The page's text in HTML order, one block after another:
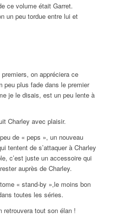
ce volume était Garret.
un peu tordue entre lui et
on appréciera ce
peu plus fade dans le premier
je le disais, est un peu lente à
Charley avec plaisir.
de « peps », un nouveau
tentent de s’attaquer à Charley
c’est juste un accessoire qui
auprès de Charley.
« stand-by »,le moins bon
toutes les séries.
retrouvera tout son élan !